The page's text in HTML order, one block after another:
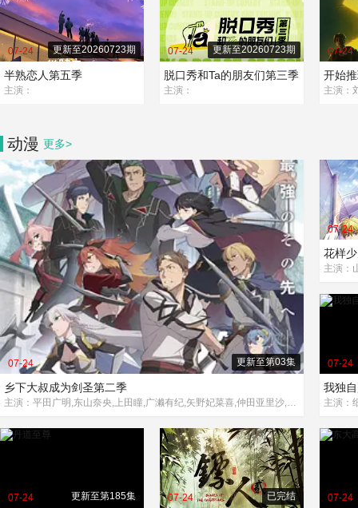
07-24 更新至20260723期
半熟恋人第五季
主演：
07-24 更新至20260723期
脱口秀和Ta的朋友们第三季
主演：
07-24
开始
动漫 更多>
07-24 更新至第03集
乡下大叔成为剑圣第二季
主演：平田广明,东山奈央,上田瞳,广濑有纪,矢野妃菜喜,仲田亚里沙,斋藤千和,石川界人,内田直哉
07-24
花样
07-24
我独
07-24 更新至第185集 07-24 已完结 07-24